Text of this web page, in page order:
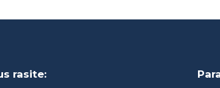
rasite: